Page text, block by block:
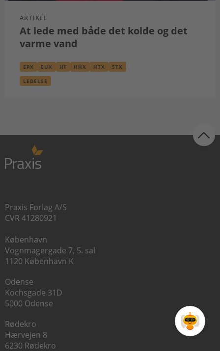
ARTIKEL
At lede med både det kolde og det
varme vand
EPX EUX HF HHX HTX STX
LEDELSE
Praxis Forlag A/S
CVR 41280921
København
Vognmagergade 7, 5. sal
1120 København K
Odense
Kochsgade 31D
5000 Odense
Rødekro
Hærvejen 8
6230 Rødekro